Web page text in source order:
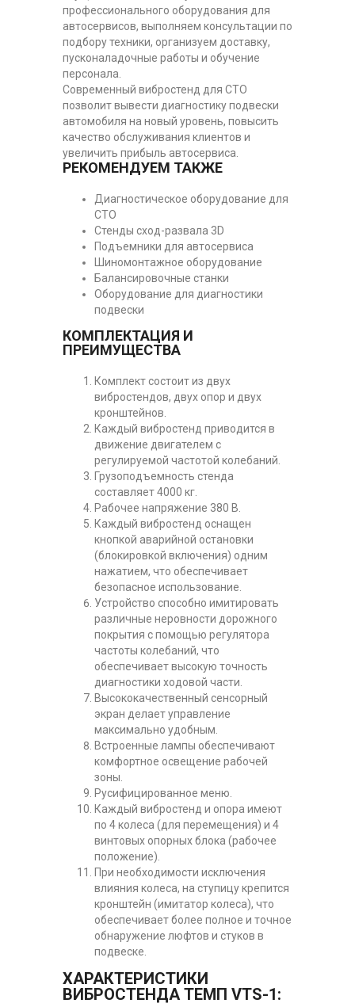
профессионального оборудования для
автосервисов, выполняем консультации по
подбору техники, организуем доставку,
пусконаладочные работы и обучение
персонала.
Современный вибростенд для СТО
позволит вывести диагностику подвески
автомобиля на новый уровень, повысить
качество обслуживания клиентов и
увеличить прибыль автосервиса.
РЕКОМЕНДУЕМ ТАКЖЕ
Диагностическое оборудование для
СТО
Стенды сход-развала 3D
Подъемники для автосервиса
Шиномонтажное оборудование
Балансировочные станки
Оборудование для диагностики
подвески
КОМПЛЕКТАЦИЯ И
ПРЕИМУЩЕСТВА
Комплект состоит из двух
вибростендов, двух опор и двух
кронштейнов.
Каждый вибростенд приводится в
движение двигателем с
регулируемой частотой колебаний.
Грузоподъемность стенда
составляет 4000 кг.
Рабочее напряжение 380 В.
Каждый вибростенд оснащен
кнопкой аварийной остановки
(блокировкой включения) одним
нажатием, что обеспечивает
безопасное использование.
Устройство способно имитировать
различные неровности дорожного
покрытия с помощью регулятора
частоты колебаний, что
обеспечивает высокую точность
диагностики ходовой части.
Высококачественный сенсорный
экран делает управление
максимально удобным.
Встроенные лампы обеспечивают
комфортное освещение рабочей
зоны.
Русифицированное меню.
Каждый вибростенд и опора имеют
по 4 колеса (для перемещения) и 4
винтовых опорных блока (рабочее
положение).
При необходимости исключения
влияния колеса, на ступицу крепится
кронштейн (имитатор колеса), что
обеспечивает более полное и точное
обнаружение люфтов и стуков в
подвеске.
ХАРАКТЕРИСТИКИ
ВИБРОСТЕНДА ТЕМП VTS-1: